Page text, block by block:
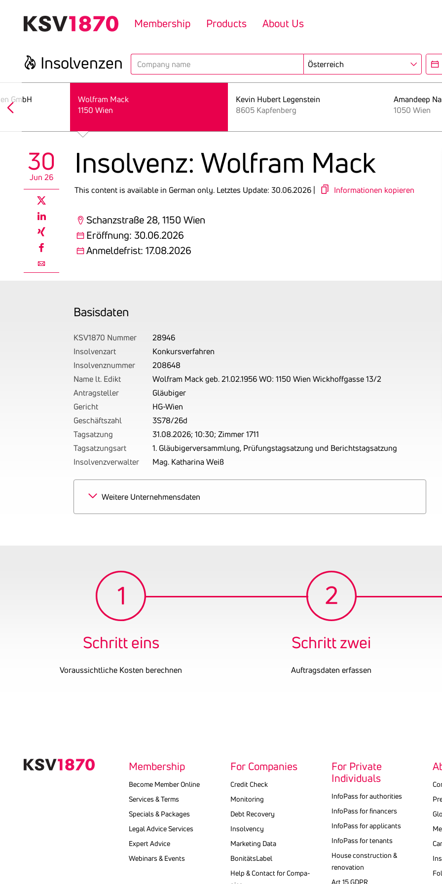
Membership Products About Us
Insol­venzen search Region
GmbH
Wolfram Mack
1150 Wien
Kevin Hubert Legenstein
8605 Kapfenberg
Amandeep
1050 Wien
30
Jun 26
email
Insol­venz: Wolfram Mack
This content is available in German only. Letztes Update: 30.06.2026 | Informationen kopieren
Schanzstraße 28, 1150 Wien
Eröffnung: 30.06.2026
Anmeldefrist: 17.08.2026
Basis­daten
KSV1870 Nummer
28946
Insolvenzart
Konkursverfahren
Insolvenznummer
208648
Name lt. Edikt
Wolfram Mack geb. 21.02.1956 WO: 1150 Wien Wickhoffgasse 13/2
Antragsteller
Gläubiger
Gericht
HG-Wien
Geschäftszahl
3S78/26d
Tagsatzung
31.08.2026; 10:30; Zimmer 1711
Tagsatzungsart
1. Gläubigerversammlung, Prüfungstagsatzung und Berichtstagsatzung
Insolvenzverwalter
Mag. Katharina Weiß
Weitere Unternehmensdaten
Schritt eins
Voraussichtliche Kosten berechnen
Schritt zwei
Auftragsdaten erfassen
Membership
Become Member Online
Services & Terms
Specials & Packages
Legal Advice Services
Expert Advice
Webinars & Events
For Companies
Credit Check
Monitoring
Debt Recovery
Insolvency
Marketing Data
BonitätsLabel
Help & Contact for Compa­
For Private
Individuals
InfoPass for authorities
Info­Pass for finan­cers
Info­Pass for appli­cants
InfoPass for tenants
House construction &
renovation
Art 15 GDPR